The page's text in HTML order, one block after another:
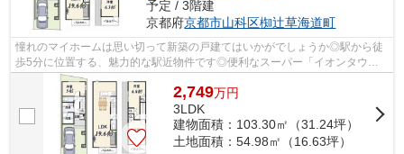
予定 / 3階建
京都府京都市山科区椥辻草海道町
憧れのマイホームは思い切って新築の戸建てはいかがでしょうか◎駅から徒
歩5分に位置する、魅力的な駅近物件です◎便利なスーパー「イオンタウン
山科椥辻」まで366mです◎通学区域内の小...
2,749万円
3LDK
建物面積：103.30㎡（31.24坪）
土地面積：54.98㎡（16.63坪）